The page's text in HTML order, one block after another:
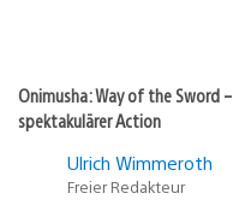
Onimusha: Way of the Sword
spektakulärer Action
Ulrich Wimmeroth
Freier Redakteur